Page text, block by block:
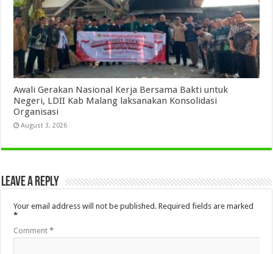
Awali Gerakan Nasional Kerja Bersama Bakti untuk
Negeri, LDII Kab Malang laksanakan Konsolidasi
Organisasi
August 3, 2026
Leave a Reply
Your email address will not be published. Required fields are marked
*
Comment*